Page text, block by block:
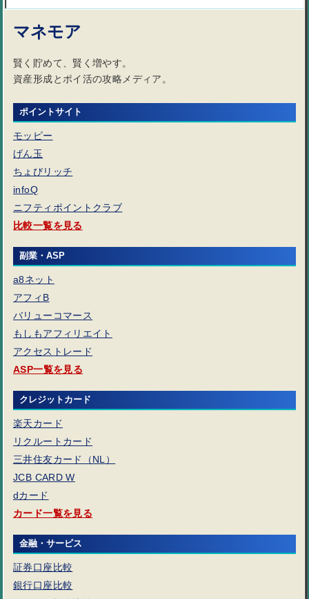
マネモア
賢く貯めて、賢く増やす。
資産形成とポイ活の攻略メディア。
ポイントサイト
モッピー
げん玉
ちょびリッチ
infoQ
ニフティポイントクラブ
比較一覧を見る
副業・ASP
a8ネット
アフィB
バリューコマース
もしもアフィリエイト
アクセストレード
ASP一覧を見る
クレジットカード
楽天カード
リクルートカード
三井住友カード（NL）
JCB CARD W
dカード
カード一覧を見る
金融・サービス
証券口座比較
銀行口座比較